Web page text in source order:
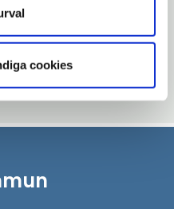
cookies
den här sidan?